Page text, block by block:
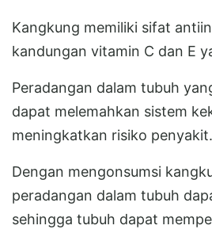
Kangkung memiliki sifat
kandungan vitamin C dan E
Peradangan dalam tubuh
dapat melemahkan sistem
meningkatkan risiko penyakit.
Dengan mengonsumsi
peradangan dalam tubuh
sehingga tubuh dapat